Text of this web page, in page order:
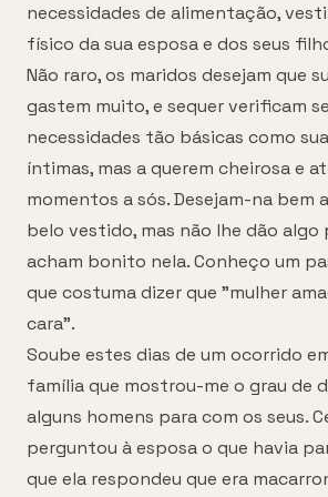
necessidades de alimentação,
físico da sua esposa e dos seus
Não raro, os maridos desejam que
gastem muito, e sequer verificam
necessidades tão básicas como
íntimas, mas a querem cheirosa e
momentos a sós. Desejam-na bem
belo vestido, mas não lhe dão algo
acham bonito nela. Conheço um
que costuma dizer que "mulher
cara".
Soube estes dias de um ocorrido
família que mostrou-me o grau de
alguns homens para com os seus.
perguntou à esposa o que havia
que ela respondeu que era